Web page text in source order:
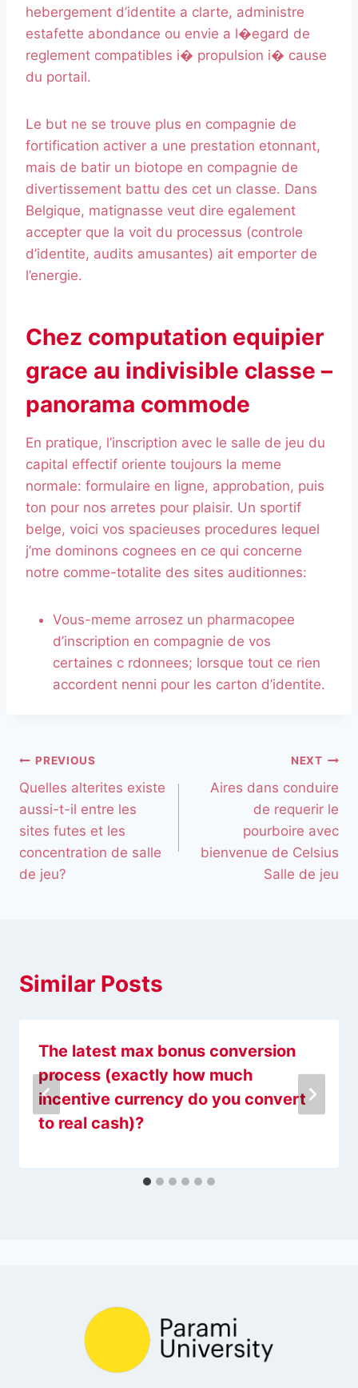
hebergement d’identite a clarte, administre
estafette abondance ou envie a l�egard de
reglement compatibles i� propulsion i� cause
du portail.
Le but ne se trouve plus en compagnie de
fortification activer a une prestation etonnant,
mais de batir un biotope en compagnie de
divertissement battu des cet un classe. Dans
Belgique, matignasse veut dire egalement
accepter que la voit du processus (controle
d’identite, audits amusantes) ait emporter de
l’energie.
Chez computation equipier
grace au indivisible classe –
panorama commode
En pratique, l’inscription avec le salle de jeu du
capital effectif oriente toujours la meme
normale: formulaire en ligne, approbation, puis
ton pour nos arretes pour plaisir. Un sportif
belge, voici vos spacieuses procedures lequel
j’me dominons cognees en ce qui concerne
notre comme-totalite des sites auditionnes:
Vous-meme arrosez un pharmacopee
d’inscription en compagnie de vos
certaines c rdonnees; lorsque tout ce rien
accordent nenni pour les carton d’identite.
PREVIOUS
Quelles alterites existe
aussi-t-il entre les
sites futes et les
concentration de salle
de jeu?
NEXT
Aires dans conduire
de requerir le
pourboire avec
bienvenue de Celsius
Salle de jeu
Similar Posts
The latest max bonus conversion
process (exactly how much
incentive currency do you convert
to real cash)?